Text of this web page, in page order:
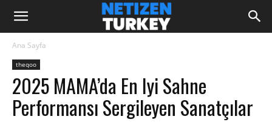
Ana Sayfa
theqoo
2025 MAMA’da En Iyi Sahne
Performansı Sergileyen Sanatçılar